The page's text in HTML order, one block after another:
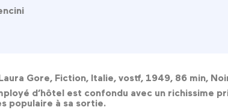
Gore, Fiction, Italie, vostf, 1949, 86 min,
d’hôtel est confondu avec un richissime
populaire à sa sortie.